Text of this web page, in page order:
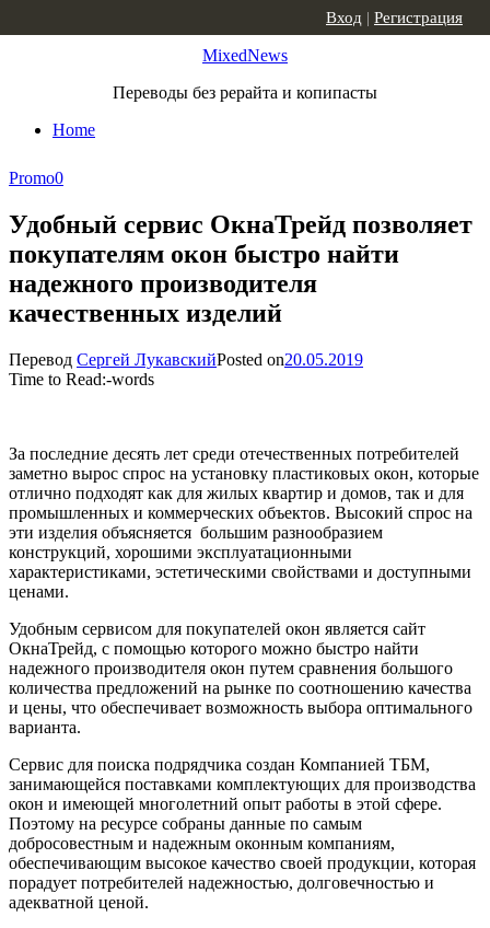
MixedNews
Переводы без рерайта и копипасты
Home
Вход | Регистрация
Promo0
Удобный сервис ОкнаТрейд позволяет
покупателям окон быстро найти
надежного производителя
качественных изделий
Перевод Сергей ЛукавскийPosted on20.05.2019
Time to Read:-words
За последние десять лет среди отечественных потребителей
заметно вырос спрос на установку пластиковых окон, которые
отлично подходят как для жилых квартир и домов, так и для
промышленных и коммерческих объектов. Высокий спрос на
эти изделия объясняется большим разнообразием
конструкций, хорошими эксплуатационными
характеристиками, эстетическими свойствами и доступными
ценами.
Удобным сервисом для покупателей окон является сайт
ОкнаТрейд, с помощью которого можно быстро найти
надежного производителя окон путем сравнения большого
количества предложений на рынке по соотношению качества
и цены, что обеспечивает возможность выбора оптимального
варианта.
Сервис для поиска подрядчика создан Компанией ТБМ,
занимающейся поставками комплектующих для производства
окон и имеющей многолетний опыт работы в этой сфере.
Поэтому на ресурсе собраны данные по самым
добросовестным и надежным оконным компаниям,
обеспечивающим высокое качество своей продукции, которая
порадует потребителей надежностью, долговечностью и
адекватной ценой.